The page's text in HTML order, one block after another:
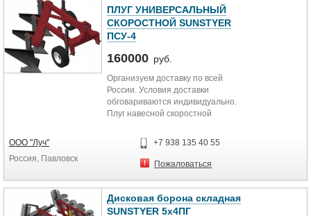
ПЛУГ УНИВЕРСАЛЬНЫЙ
СКОРОСТНОЙ SUNSTYER
ПСУ-4
160000 руб.
Организуем доставку по всей
России. Условия доставки
обговариваются индивидуально.
Плуг навесной скоростной
отвальной...
ООО "Луч"
Россия, Павловск
+7 938 135 40 55
Пожаловаться
Дисковая борона складная
SUNSTYER 5х4ПГ